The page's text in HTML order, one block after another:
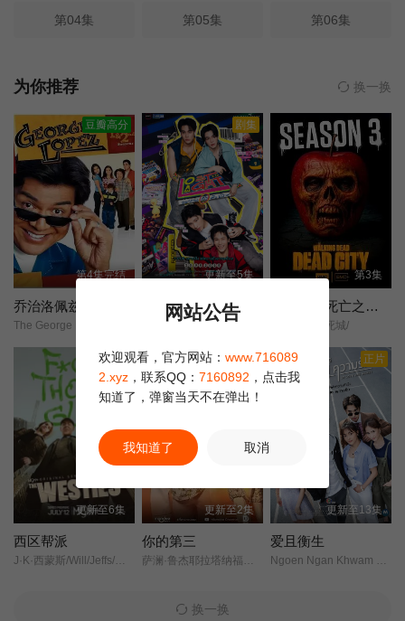
第04集 第05集 第06集
为你推荐 换一换
豆瓣高分
第4集完结
剧集
更新至5集
迷失于光
Lost to Light/
第3集
行尸走肉死亡之城第三季
行尸走肉：死城/
更新至6集
西区帮派
更新至2集
你的第三
正片
更新至13集
爱且衡生
换一换
网站公告
欢迎观看，官方网站： www.716089
2.xyz ，联系QQ： 7160892 ，点击我
知道了，弹窗当天不在弹出！
我知道了 取消